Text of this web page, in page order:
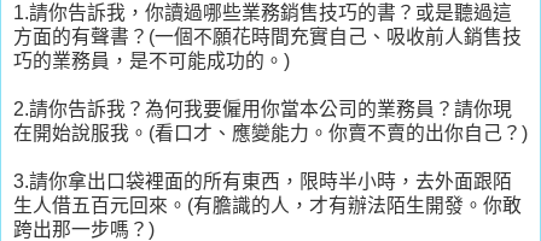
1.請你告訴我，你讀過哪些業務銷售技巧的書？或是聽過這
方面的有聲書？(一個不願花時間充實自己、吸收前人銷售技
巧的業務員，是不可能成功的。)
2.請你告訴我？為何我要僱用你當本公司的業務員？請你現
在開始說服我。(看口才、應變能力。你賣不賣的出你自己？)
3.請你拿出口袋裡面的所有東西，限時半小時，去外面跟陌
生人借五百元回來。(有膽識的人，才有辦法陌生開發。你敢
跨出那一步嗎？)